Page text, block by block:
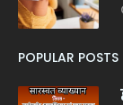
POPULAR POSTS